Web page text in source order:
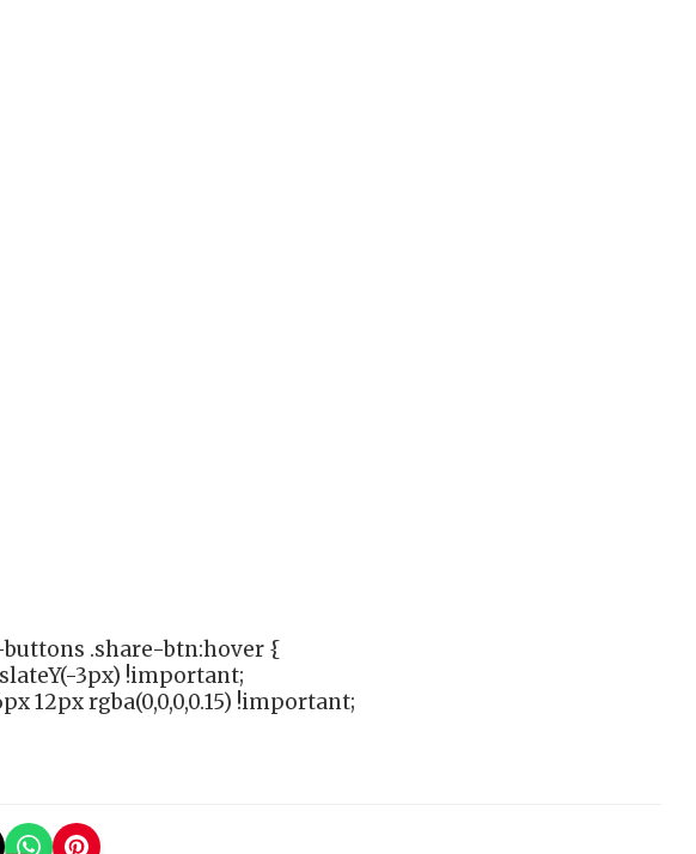
.share-btn:hover {
3px) !important;
12px rgba(0,0,0,0.15) !important;